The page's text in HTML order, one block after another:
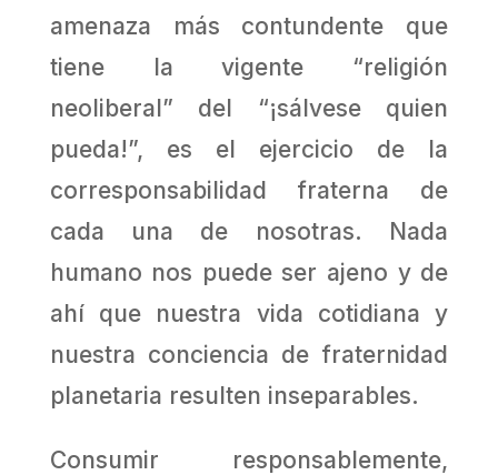
amenaza más contundente que
tiene la vigente “religión
neoliberal” del “¡sálvese quien
pueda!”, es el ejercicio de la
corresponsabilidad fraterna de
cada una de nosotras. Nada
humano nos puede ser ajeno y de
ahí que nuestra vida cotidiana y
nuestra conciencia de fraternidad
planetaria resulten inseparables.
Consumir responsablemente,